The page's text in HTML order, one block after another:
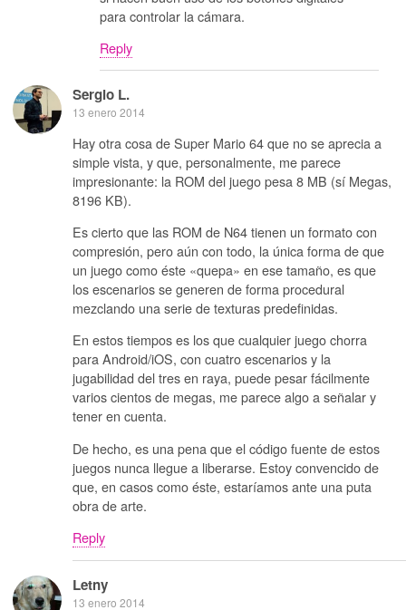
para controlar la cámara.
Reply
Sergio L.
13 enero 2014
Hay otra cosa de Super Mario 64 que no se aprecia a
simple vista, y que, personalmente, me parece
impresionante: la ROM del juego pesa 8 MB (sí Megas,
8196 KB).
Es cierto que las ROM de N64 tienen un formato con
compresión, pero aún con todo, la única forma de que
un juego como éste «quepa» en ese tamaño, es que
los escenarios se generen de forma procedural
mezclando una serie de texturas predefinidas.
En estos tiempos es los que cualquier juego chorra
para Android/iOS, con cuatro escenarios y la
jugabilidad del tres en raya, puede pesar fácilmente
varios cientos de megas, me parece algo a señalar y
tener en cuenta.
De hecho, es una pena que el código fuente de estos
juegos nunca llegue a liberarse. Estoy convencido de
que, en casos como éste, estaríamos ante una puta
obra de arte.
Reply
Letny
13 enero 2014